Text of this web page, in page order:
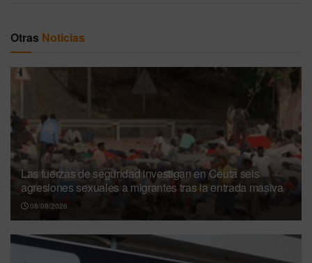
Otras Noticias
Las fuerzas de seguridad investigan en Ceuta seis
agresiones sexuales a migrantes tras la entrada masiva
08/08/2026